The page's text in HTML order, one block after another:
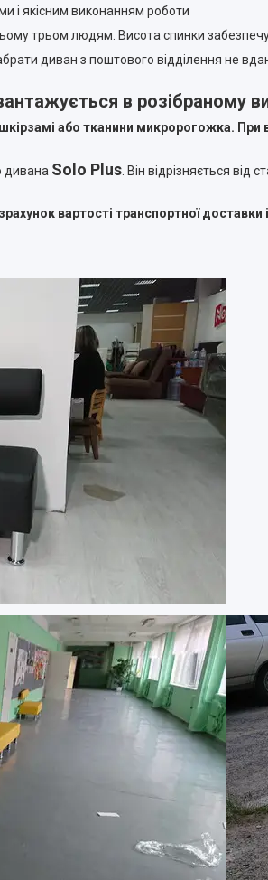
і якісним виконанням роботи
трьом людям. Висота спинки
диван з поштового відділення не
в розібраному
або тканини микророгожка. При
дивана Solo Plus . Він відрізняється від
вартості транспортної доставки